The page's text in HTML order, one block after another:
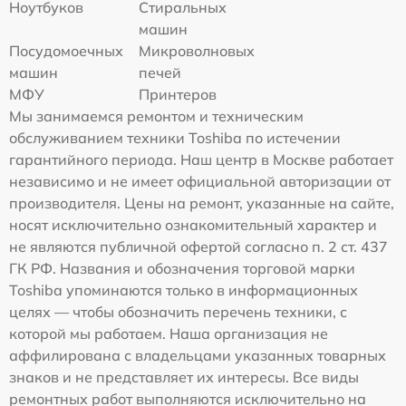
Ноутбуков
Стиральных
машин
Посудомоечных
машин
Микроволновых
печей
МФУ
Принтеров
Мы занимаемся ремонтом и техническим
обслуживанием техники Toshiba по истечении
гарантийного периода. Наш центр в Москве работает
независимо и не имеет официальной авторизации от
производителя. Цены на ремонт, указанные на сайте,
носят исключительно ознакомительный характер и
не являются публичной офертой согласно п. 2 ст. 437
ГК РФ. Названия и обозначения торговой марки
Toshiba упоминаются только в информационных
целях — чтобы обозначить перечень техники, с
которой мы работаем. Наша организация не
аффилирована с владельцами указанных товарных
знаков и не представляет их интересы. Все виды
ремонтных работ выполняются исключительно на